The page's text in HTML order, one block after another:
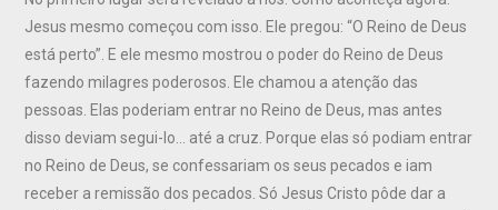
Jesus mesmo começou com isso. Ele pregou: “O Reino de Deus
está perto”. E ele mesmo mostrou o poder do Reino de Deus
fazendo milagres poderosos. Ele chamou a atenção das
pessoas. Elas poderiam entrar no Reino de Deus, mas antes
disso deviam segui-lo… até a cruz. Porque elas só podiam entrar
no Reino de Deus, se confessariam os seus pecados e iam
receber a remissão dos pecados. Só Jesus Cristo pôde dar a